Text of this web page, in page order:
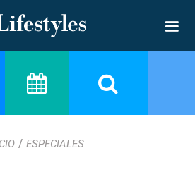
/ ESPECIALES